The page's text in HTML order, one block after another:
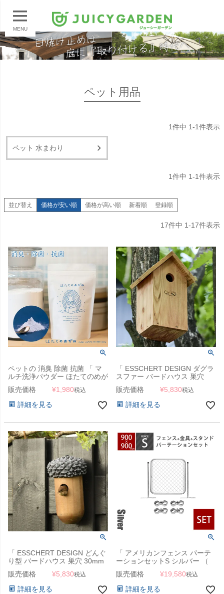
MENU
ペット用品
1件中 1-1件表示
ペット 水まわり
1件中 1-1件表示
並び替え 価格が安い順 価格が高い順 新着順 登録順
17件中 1-17件表示
ペットの 消臭 除菌 抗菌 「 マ
ルチ洗浄パウダー ほたてのめが
み 」 水に溶かしてスプレーす
るだけ 【スタッフも使用中！】
販売価格 ¥1,980税込
詳細を見る
「 ESSCHERT DESIGN ダグラ
スファー バードハウス 巣穴
28mm 」
販売価格 ¥5,830税込
詳細を見る
「 ESSCHERT DESIGN どんぐ
り型 バードハウス 巣穴 30mm
販売価格 ¥5,830税込
詳細を見る
「 アメリカンフェンス パーテ
ーションセットS シルバー （
900×900mmフェンス＋
Φ31.8mmスタンド2本＋ジョイ
ントA4個 ） 」
販売価格 ¥19,580税込
詳細を見る